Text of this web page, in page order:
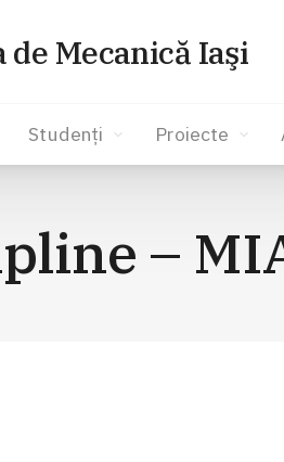
de Mecanică Iaşi
Studenți Proiecte
–